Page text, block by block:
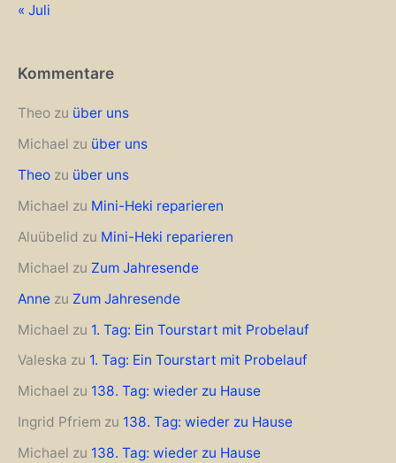
« Juli
Kommentare
Theo zu über uns
Michael zu über uns
Theo zu über uns
Michael zu Mini-Heki reparieren
Aluübelid zu Mini-Heki reparieren
Michael zu Zum Jahresende
Anne zu Zum Jahresende
Michael zu 1. Tag: Ein Tourstart mit Probelauf
Valeska zu 1. Tag: Ein Tourstart mit Probelauf
Michael zu 138. Tag: wieder zu Hause
Ingrid Pfriem zu 138. Tag: wieder zu Hause
Michael zu 138. Tag: wieder zu Hause